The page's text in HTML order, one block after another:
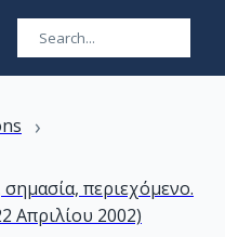
›
περιεχόμενο.
Απριλίου 2002)